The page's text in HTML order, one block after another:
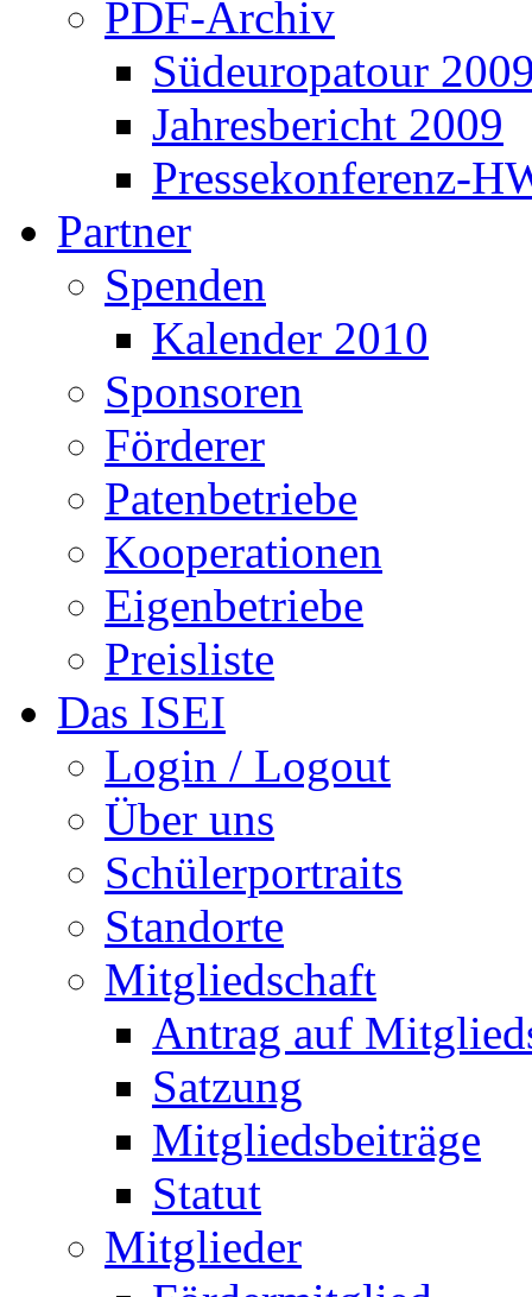
PDF-Archiv
Südeuropatour
Jahresbericht 2009
Pressekonferenz-
Partner
Spenden
Kalender 2010
Sponsoren
Förderer
Patenbetriebe
Kooperationen
Eigenbetriebe
Preisliste
Das ISEI
Login / Logout
Über uns
Schülerportraits
Standorte
Mitgliedschaft
Antrag auf
Satzung
Mitgliedsbeiträge
Statut
Mitglieder